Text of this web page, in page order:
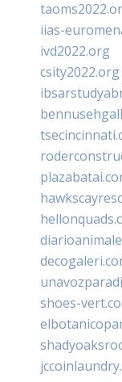
iias-
ivd2022.org
csity2022.org
shoes-